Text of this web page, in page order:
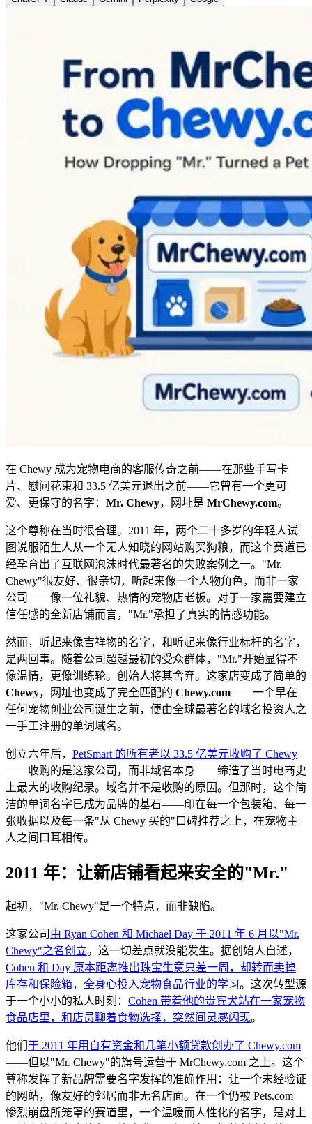
在 Chewy 成为宠物电商的客服传奇之前——在那些手写卡
片、慰问花束和 33.5 亿美元退出之前——它曾有一个更可
爱、更保守的名字： Mr. Chewy，网址是 MrChewy.com。
这个尊称在当时很合理。2011 年，两个二十多岁的年轻人试
图说服陌生人从一个无人知晓的网站购买狗粮，而这个赛道已
经孕育出了互联网泡沫时代最著名的失败案例之一。"Mr.
Chewy"很友好、很亲切，听起来像一个人物角色，而非一家
公司——像一位礼貌、热情的宠物店老板。对于一家需要建立
信任感的全新店铺而言，"Mr."承担了真实的情感功能。
然而，听起来像吉祥物的名字，和听起来像行业标杆的名字，
是两回事。随着公司超越最初的受众群体，"Mr."开始显得不
像温情，更像训练轮。创始人将其舍弃。这家店变成了简单的
Chewy，网址也变成了完全匹配的 Chewy.com——一个早在
任何宠物创业公司诞生之前，便由全球最著名的域名投资人之
一手工注册的单词域名。
创立六年后， PetSmart 的所有者以 33.5 亿美元收购了 Chewy
——收购的是这家公司，而非域名本身——缔造了当时电商史
上最大的收购纪录。域名并不是收购的原因。但那时，这个简
洁的单词名字已成为品牌的基石——印在每一个包装箱、每一
张收据以及每一条"从 Chewy 买的"口碑推荐之上，在宠物主
人之间口耳相传。
2011 年：让新店铺看起来安全的"Mr."
起初，"Mr. Chewy"是一个特点，而非缺陷。
这家公司 由 Ryan Cohen 和 Michael Day 于 2011 年 6 月以"Mr.
Chewy"之名创立。这一切差点就没能发生。据创始人自述，
Cohen 和 Day 原本距离推出珠宝生意只差一周，却转而卖掉
库存和保险箱，全身心投入宠物食品行业的学习。这次转型源
于一个小小的私人时刻： Cohen 带着他的贵宾犬站在一家宠物
食品店里，和店员聊着食物选择，突然间灵感闪现。
他们 于 2011 年用自有资金和几笔小额贷款创办了 Chewy.com
——但以"Mr. Chewy"的旗号运营于 MrChewy.com 之上。这个
尊称发挥了新品牌需要名字发挥的准确作用：让一个未经验证
的网站，像友好的邻居而非无名店面。在一个仍被 Pets.com
惨烈崩盘所笼罩的赛道里，一个温暖而人性化的名字，是对上